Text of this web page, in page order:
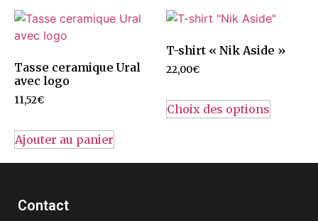
Tasse ceramique Ural
avec logo
11,52€
Ajouter au panier
T-shirt « Nik Aside »
22,00€
Choix des options
Contact